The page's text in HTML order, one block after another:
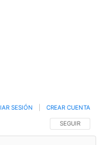
SIGA ESTA
SEGUIR
SESIÓN CREAR CUENTA